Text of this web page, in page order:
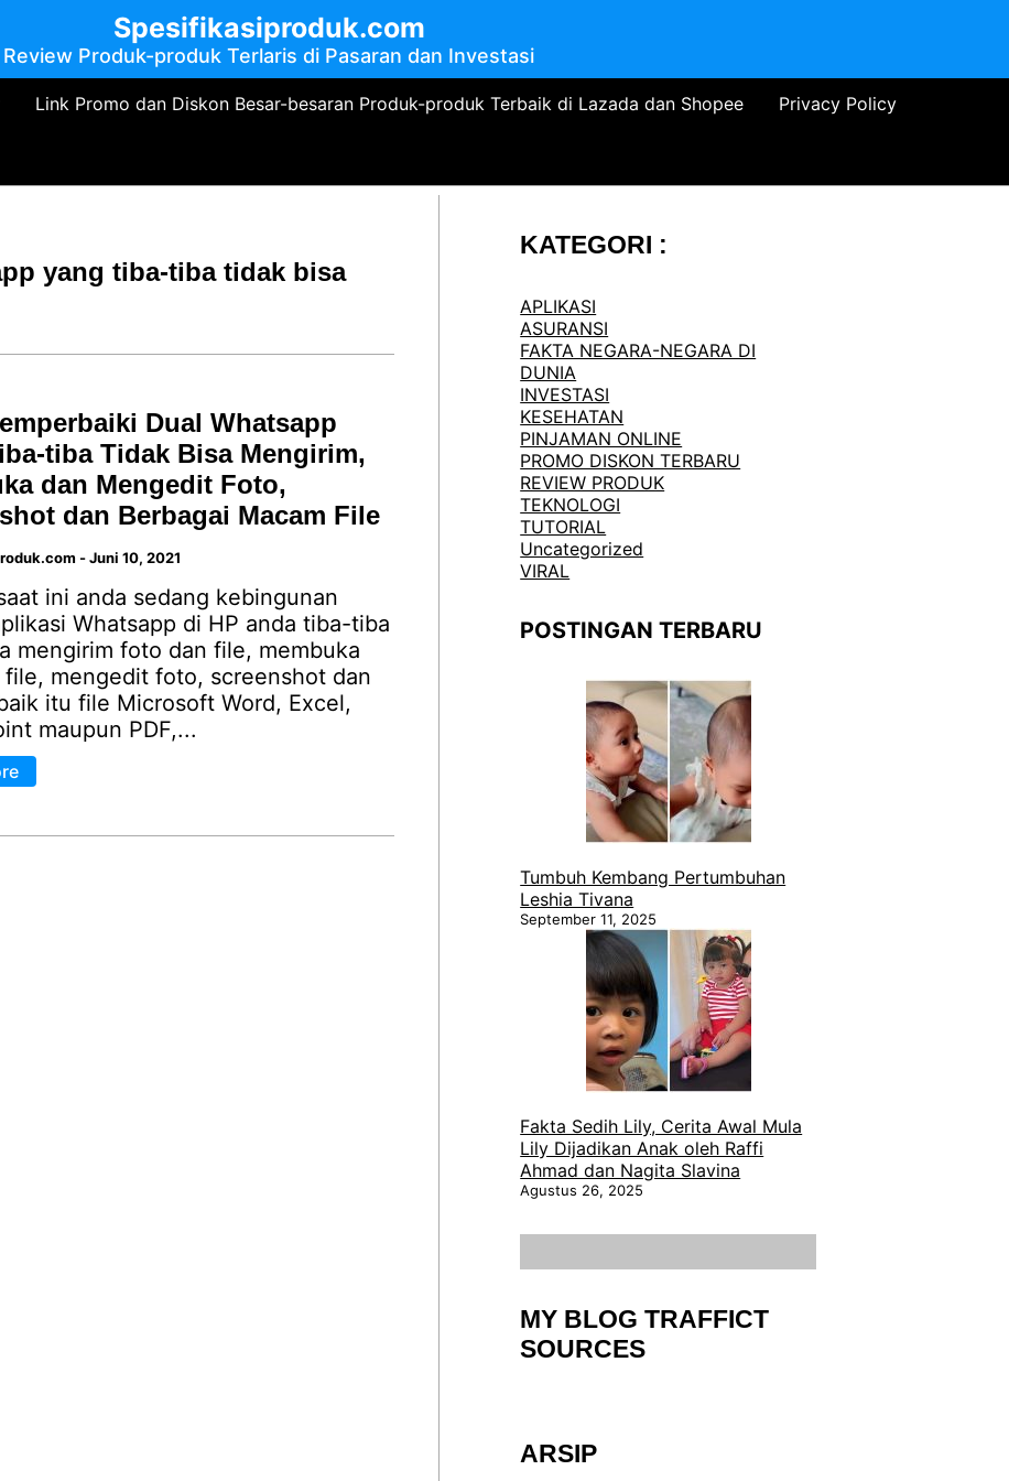
Spesifikasiproduk.com
Review Produk-produk Terlaris di Pasaran dan Investasi
Link Promo dan Diskon Besar-besaran Produk-produk Terbaik di Lazada dan Shopee Privacy Policy
yang tiba-tiba tidak bisa
Dual Whatsapp
tiba Tidak Bisa Mengirim,
dan Mengedit Foto,
dan Berbagai Macam File
-Juni 10, 2021
ini anda sedang kebingunan
Whatsapp di HP anda tiba-tiba
mengirim foto dan file, membuka
mengedit foto, screenshot dan
itu file Microsoft Word, Excel,
maupun PDF,...
KATEGORI :
APLIKASI
ASURANSI
FAKTA NEGARA-NEGARA DI
DUNIA
INVESTASI
KESEHATAN
PINJAMAN ONLINE
PROMO DISKON TERBARU
REVIEW PRODUK
TEKNOLOGI
TUTORIAL
Uncategorized
VIRAL
POSTINGAN TERBARU
Tumbuh Kembang Pertumbuhan
Leshia Tivana
September 11, 2025
Fakta Sedih Lily, Cerita Awal Mula
Lily Dijadikan Anak oleh Raffi
Ahmad dan Nagita Slavina
Agustus 26, 2025
MY BLOG TRAFFICT
SOURCES
ARSIP